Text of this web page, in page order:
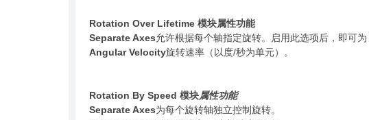
Rotation Over Lifetime 模块属性功能
Separate Axes允许根据每个轴指定旋转。启用此选项后，即可
Angular Velocity旋转速率（以度/秒为单元）。
Rotation By Speed 模块属性功能
Separate Axes为每个旋转轴独立控制旋转。